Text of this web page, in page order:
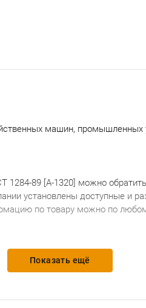
машин, промышленных
1284-89 [А-1320] можно
установлены доступные и
по товару можно по
Показать ещё